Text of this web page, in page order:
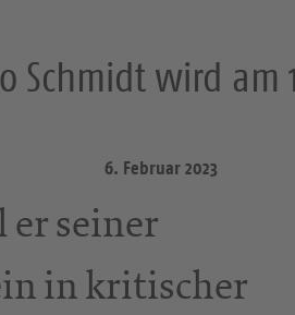
Schmidt wird am
6. Februar 2023
er seiner
in kritischer